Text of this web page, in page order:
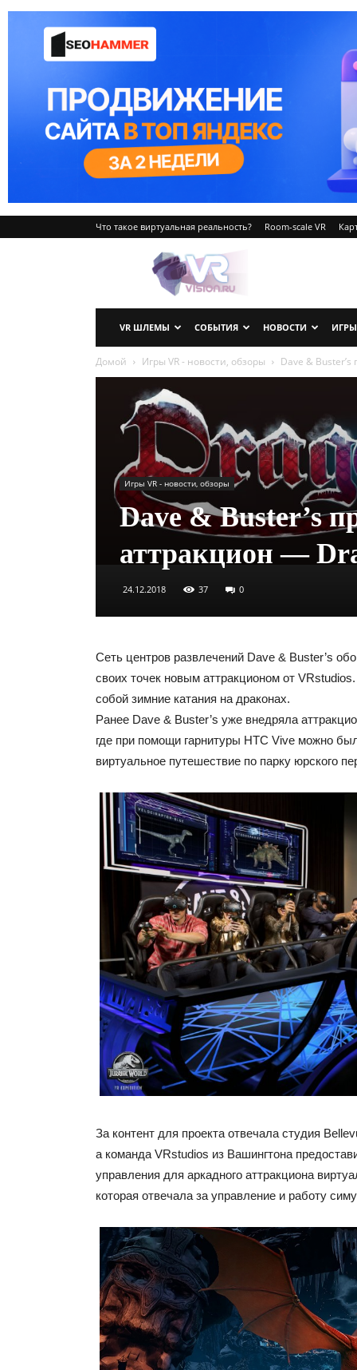
Что такое виртуальная реальность? Room-scale VR
VRvision.ru
VR ШЛЕМЫ СОБЫТИЯ НОВОСТИ ИГРЫ
Домой Игры VR - новости, обзоры Dave &
Игры VR - новости, обзоры
Dave & Buster’s
аттракцион —
24.12.2018 37 0
Сеть центров развлечений Dave & Buster’s
своих точек новым аттракционом от
собой зимние катания на драконах.
Ранее Dave & Buster’s уже внедряла
где при помощи гарнитуры HTC Vive можно
виртуальное путешествие по парку юрского
За контент для проекта отвечала студия
а команда VRstudios из Вашингтона
управления для аркадного аттракциона
которая отвечала за управление и работу